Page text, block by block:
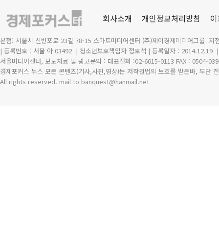
회사소개 개인정보처리방침
본점: 서울시 신반포로 23길 78-15 스마트미디어센터 (주)제이경제미디어그룹 지
| 등록번호 : 서울 아 03492 | 청소년보호책임자 정호석 | 등록일자 : 2014.12.19
서울미디어센터, 보도자료 및 광고문의 : 대표전화 :02-6015-0113 FAX : 0504-
경제포커스 뉴스 모든 콘텐츠(기사,사진,영상)는 저작권법의 보호를 받은바, 무단
All rights reserved. mail to banquest@hanmail.net